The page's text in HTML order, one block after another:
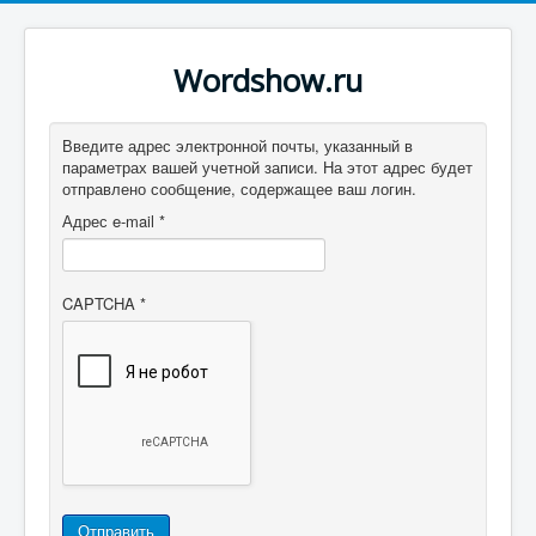
Wordshow.ru
Введите адрес электронной почты, указанный в
параметрах вашей учетной записи. На этот адрес будет
отправлено сообщение, содержащее ваш логин.
Адрес e-mail *
CAPTCHA *
Отправить